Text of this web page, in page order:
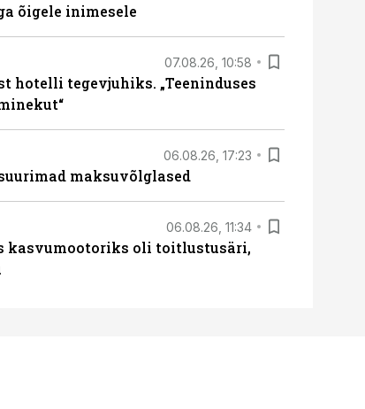
õigele inimesele
07.08.26, 10:58
hotelli tegevjuhiks. „Teeninduses
06.08.26, 17:23
maksuvõlglased
06.08.26, 11:34
kasvumootoriks oli toitlustusäri,